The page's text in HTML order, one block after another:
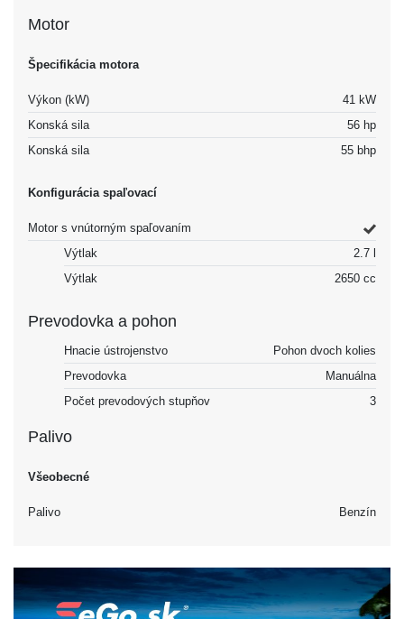
Motor
Špecifikácia motora
Výkon (kW)
41 kW
Konská sila
56 hp
Konská sila
55 bhp
Konfigurácia spaľovací
Motor s vnútorným spaľovaním
Výtlak
2.7 l
Výtlak
2650 cc
Prevodovka a pohon
Hnacie ústrojenstvo
Pohon dvoch kolies
Prevodovka
Manuálna
Počet prevodových stupňov
3
Palivo
Všeobecné
Palivo Benzín